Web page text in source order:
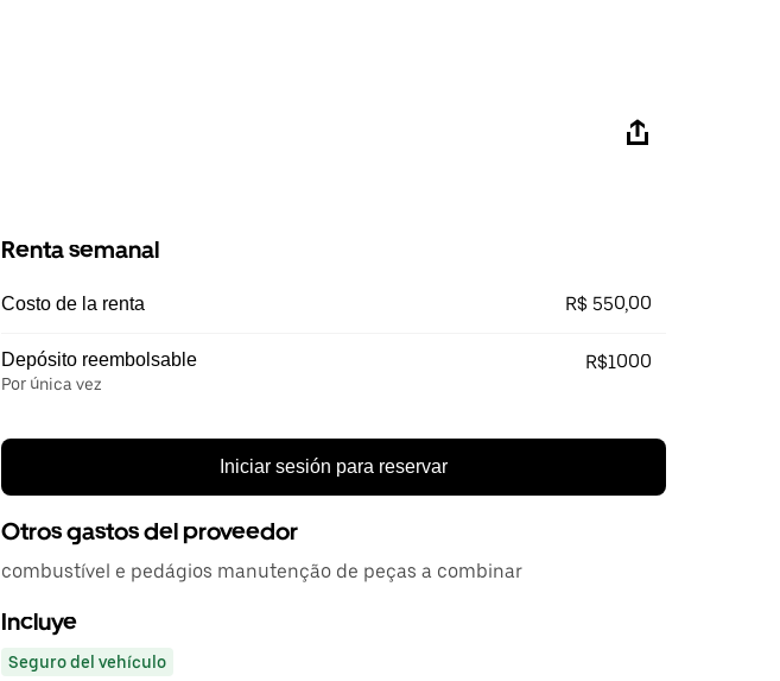
Renta semanal
Costo de la renta R$ 550,00
Depósito reembolsable
Por única vez
R$1000
Iniciar sesión para reservar
Otros gastos del proveedor
combustível e pedágios manutenção de peças a combinar
Incluye
Seguro del vehículo